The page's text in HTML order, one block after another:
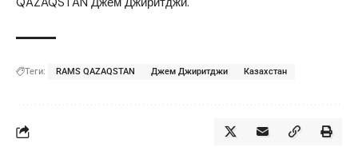
Теги: RAMS QAZAQSTAN Джем Джиритджи Казахстан